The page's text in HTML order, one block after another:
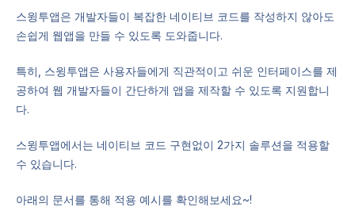
스윙투앱은 개발자들이 복잡한 네이티브 코드를 작성하지 않아도
손쉽게 웹앱을 만들 수 있도록 도와줍니다.
특히, 스윙투앱은 사용자들에게 직관적이고 쉬운 인터페이스를 제
공하여 웹 개발자들이 간단하게 앱을 제작할 수 있도록 지원합니
다.
스윙투앱에서는 네이티브 코드 구현없이 2가지 솔루션을 적용할
수 있습니다.
아래의 문서를 통해 적용 예시를 확인해보세요~!